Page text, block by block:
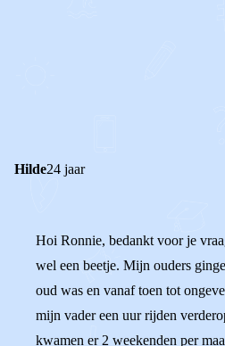
Hilde24 jaar
Hoi Ronnie, bedankt voor je
wel een beetje. Mijn ouders
oud was en vanaf toen tot
mijn vader een uur rijden
kwamen er 2 weekenden per